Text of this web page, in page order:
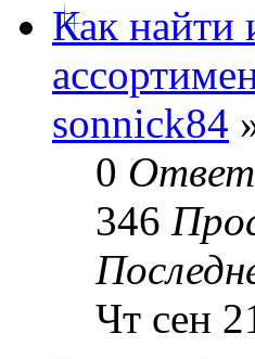
Как найти
sonnick84
0
346
Чт сен